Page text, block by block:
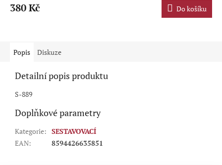
380 Kč Do košíku
Popis Diskuze
Detailní popis produktu
S-889
Doplňkové parametry
Kategorie: SESTAVOVACÍ
EAN: 8594426635851